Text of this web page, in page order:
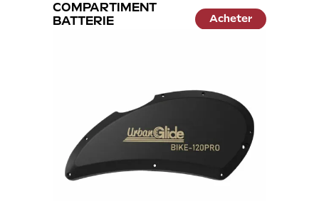
COMPARTIMENT
BATTERIE
Acheter